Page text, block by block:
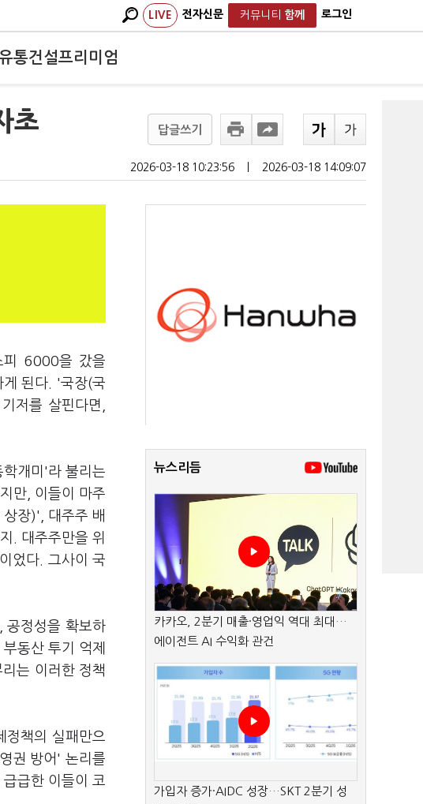
LIVE 전자신문 커뮤니티 함께 로그인
통건설프리미엄
초 답글쓰기
2026-03-18 10:23:56 2026-03-18 14:09:07
피 6000을 갔을
된다. '국장(국
저를 살핀다면,
개미'라 불리는
만, 이들이 마주
장)', 대주주 배
. 대주주만을 위
었다. 그사이 국
공정성을 확보하
동산 투기 억제
는 이러한 정책
정책의 실패만으
권 방어' 논리를
급한 이들이 코
뉴스리듬
카카오, 2분기 매출·영업익 역대 최대…
에이전트 AI 수익화 관건
가입자 증가·AIDC 성장…SKT 2분기 성